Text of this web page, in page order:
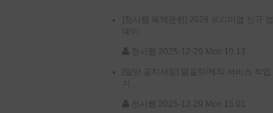
[천사웹 혜택관련]
2026 프리미엄 신규 업
천사웹 2025-12-29 Mon 10:13
[일반 공지사항]
템플릿/제작 서비스 작업
천사웹 2025-12-29 Mon 15:01